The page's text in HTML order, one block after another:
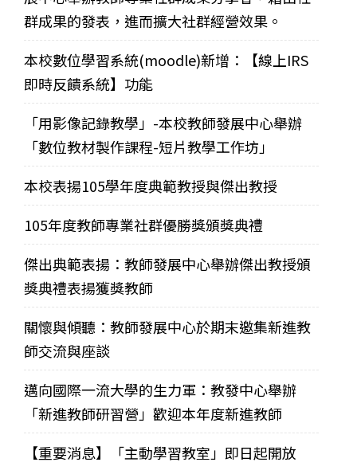
群成果的發表，進而擴大社群經營效果。
本校數位學習系統(moodle)新增：【線上IRS
即時反饋系統】功能
「用影像記錄教學」-本校教師發展中心舉辦
「數位教材製作課程-短片教學工作坊」
本校表揚105學年度典範教授與傑出教授
105年度教師專業社群優勝獎頒獎典禮
傑出典範表揚：教師發展中心舉辦傑出教授頒
獎典禮表揚獲獎教師
關懷與傾聽：教師發展中心於期末邀集新進教
師交流與座談
邁向國際一流大學的生力軍：教發中心舉辦
「新進教師研習營」歡迎本年度新進教師
【重要消息】「主動學習教室」即日起開放